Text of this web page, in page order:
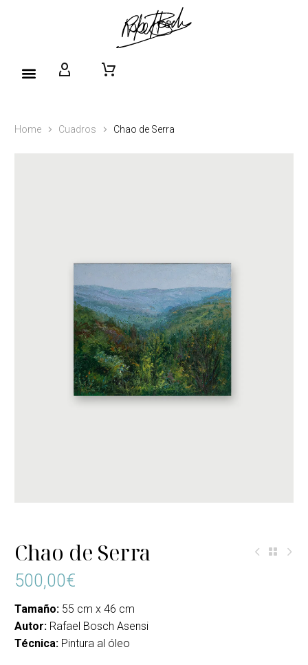
Home Cuadros Chao de Serra
Chao de Serra
500,00€
Tamaño: 55 cm x 46 cm
Autor: Rafael Bosch Asensi
Técnica: Pintura al óleo